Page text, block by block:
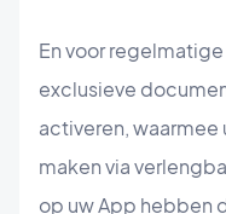
En voor
exclusieve
activeren,
maken via
op uw App hebben